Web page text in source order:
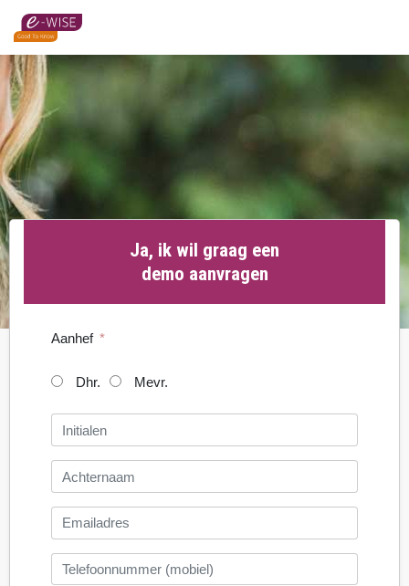
Skip
main
content
Ja, ik wil graag een
demo aanvragen
Aanhef
Dhr. Mevr.